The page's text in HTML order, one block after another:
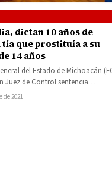
dictan 10 años de
que prostituía a su
14 años
del Estado de Michoacán
Juez de Control sentencia
de 10 años de…
de 2021